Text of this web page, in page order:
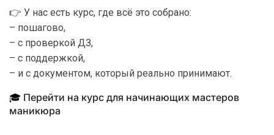
👉 У нас есть курс, где всё это собрано:
– пошагово,
– с проверкой ДЗ,
– с поддержкой,
– и с документом, который реально принимают.
🎓 Перейти на курс для начинающих мастеров
маникюра